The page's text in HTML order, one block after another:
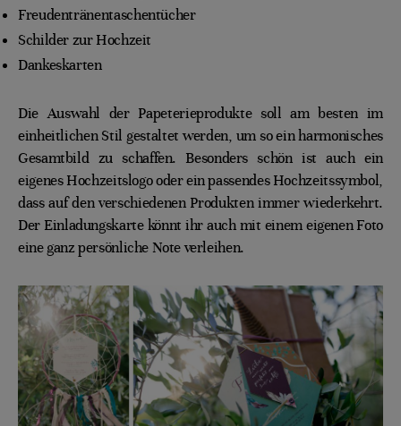
Freudentränentaschentücher
Schilder zur Hochzeit
Dankeskarten
Die Auswahl der Papeterieprodukte soll am besten im
einheitlichen Stil gestaltet werden, um so ein harmonisches
Gesamtbild zu schaffen. Besonders schön ist auch ein
eigenes Hochzeitslogo oder ein passendes Hochzeitssymbol,
dass auf den verschiedenen Produkten immer wiederkehrt.
Der Einladungskarte könnt ihr auch mit einem eigenen Foto
eine ganz persönliche Note verleihen.